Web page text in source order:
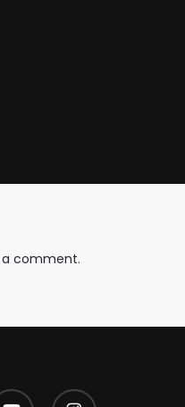
comment.
instagram